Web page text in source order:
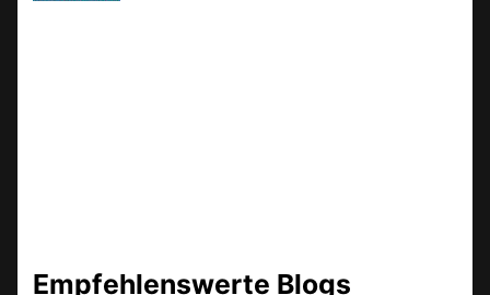
Empfehlenswerte Blogs